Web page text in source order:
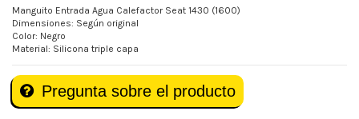
Manguito Entrada Agua Calefactor Seat 1430 (1600)
Dimensiones: Según original
Color: Negro
Material: Silicona triple capa
Pregunta sobre el producto